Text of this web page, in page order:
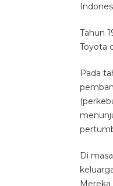
Tahun
Toyota
Pada
Di